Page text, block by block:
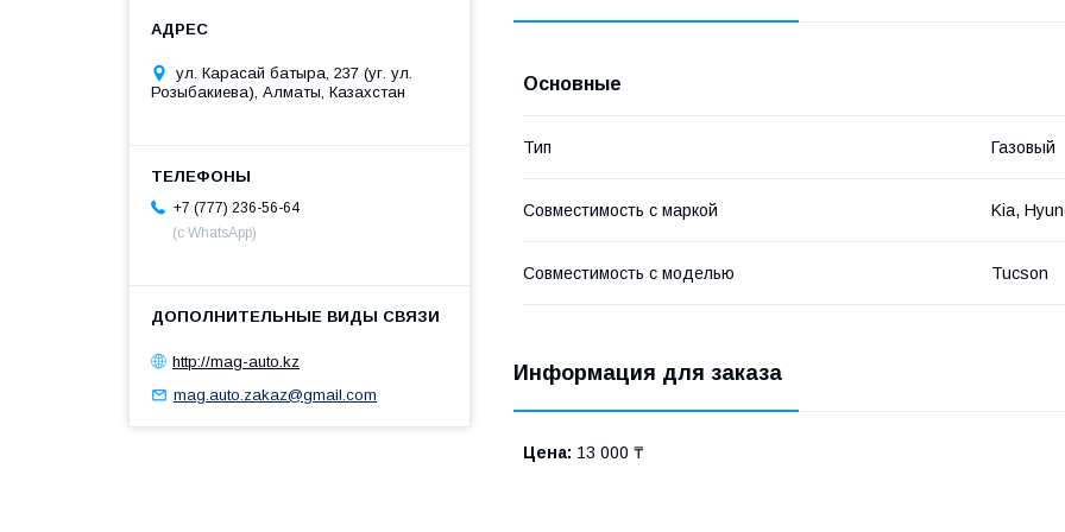
Основные
Тип Газовый
Совместимость с маркой Kia,
Совместимость с моделью Tucson
Информация для заказа
Цена: 13 000 ₸
ул. Карасай батыра, 237 (уг. ул.
Розыбакиева), Алматы, Казахстан
+7 (777) 236-56-64
(с WhatsApp)
http://mag-auto.kz
mag.auto.zakaz@gmail.com